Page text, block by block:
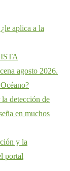
aplica a la
agosto 2026.
la detección de
en muchos
y la
portal